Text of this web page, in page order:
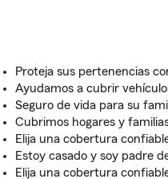
Proteja sus pertenencias
Ayudamos a cubrir
Seguro de vida para su
Cubrimos hogares y
Elija una cobertura
Estoy casado y soy padre
Elija una cobertura